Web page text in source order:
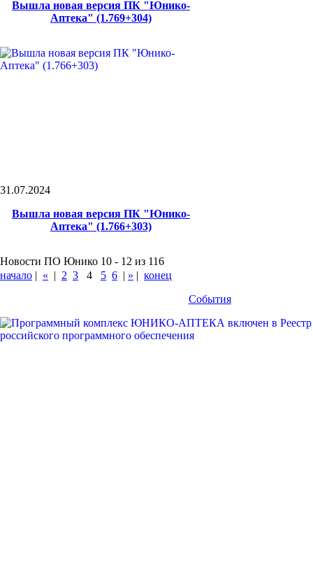
Вышла новая версия ПК "Юнико-
Аптека" (1.769+304)
31.07.2024
Вышла новая версия ПК "Юнико-
Аптека" (1.766+303)
Новости ПО Юнико 10 - 12 из 116
начало | « | 2 3 4 5 6 | » | конец
События